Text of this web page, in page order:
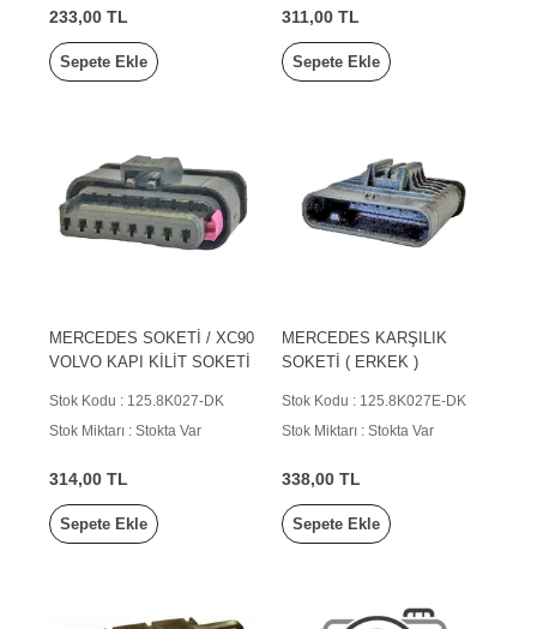
233,00 TL
Sepete Ekle
311,00 TL
Sepete Ekle
MERCEDES SOKETİ / XC90
VOLVO KAPI KİLİT SOKETİ
Stok Kodu : 125.8K027-DK
Stok Miktarı : Stokta Var
314,00 TL
Sepete Ekle
MERCEDES KARŞILIK
SOKETİ ( ERKEK )
Stok Kodu : 125.8K027E-DK
Stok Miktarı : Stokta Var
338,00 TL
Sepete Ekle